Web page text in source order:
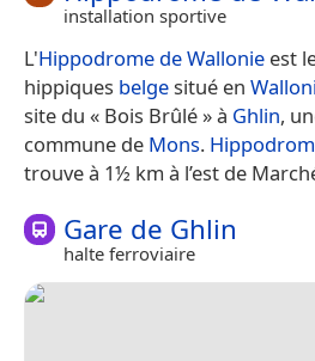
installation sportive
L'Hippodrome de Wallonie est
hippiques belgesitué en
site du « Bois Brûlé » à Ghlin,
commune de Mons.
trouve à 1½ km à l’est de
Gare de Ghlin
halte ferroviaire